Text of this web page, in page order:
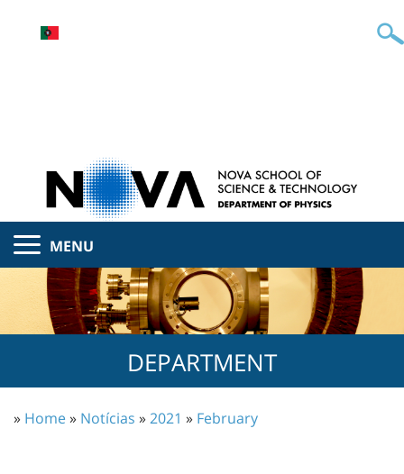
MENU
DEPARTMENT
» Home» Notícias »2021 » February